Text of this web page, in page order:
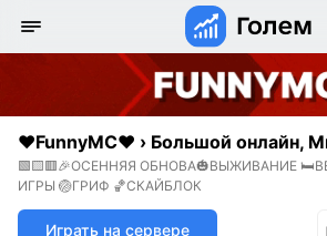
❤️FunnyMC❤️ › Большой онлайн,
🟩🟨🟥🎉ОСЕННЯЯ ОБНОВА🎃ВЫЖИВАНИЕ
ИГРЫ 🏐ГРИФ 🏀СКАЙБЛОК
Играть на сервере